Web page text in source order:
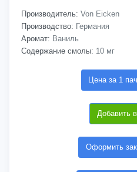
Производитель: Von Eicken
Производство: Германия
Аромат: Ваниль
Содержание смолы: 10 мг
Цена за 1
Добавить
Оформить